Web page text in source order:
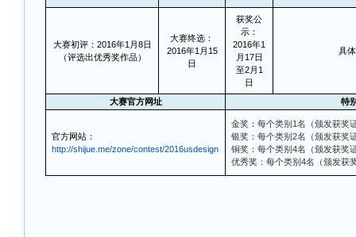
大赛初评：2016年1月8日
（评选出优秀奖作品）
大赛终选：
2016年1月15
日
获奖公
示：
2016年1
月17日
至2月1
日
具
大赛官方网址 特
官方网站：
http://shijue.me/zone/contest/2016usdesign
金奖：每个类别1名（颁发获奖
银奖：每个类别2名（颁发获奖
铜奖：每个类别4名（颁发获奖
优秀奖：每个类别4名（颁发获